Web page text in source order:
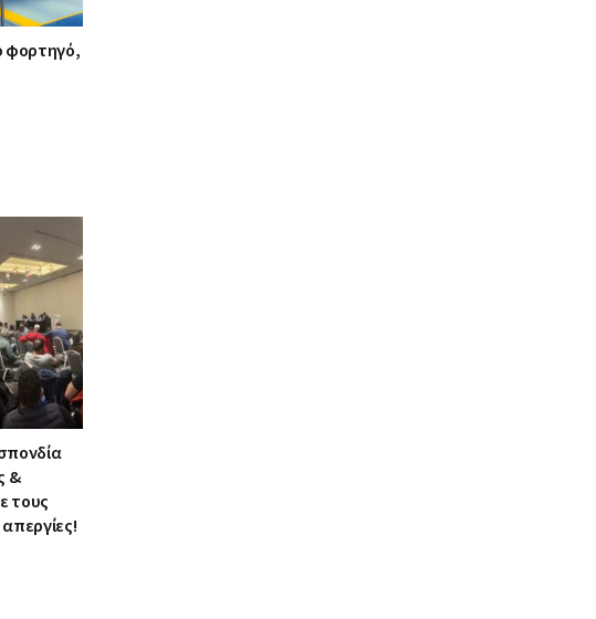
φορτηγό,
&
τους